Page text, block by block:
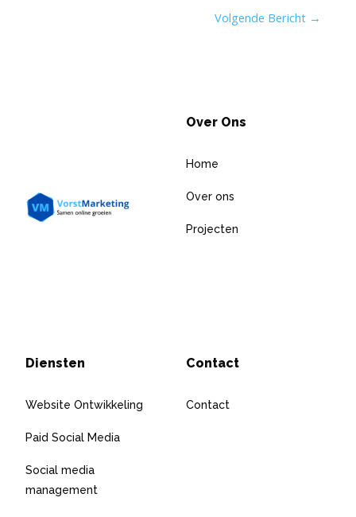
Volgende Bericht →
Over Ons
Home
Over ons
Projecten
Diensten
Website Ontwikkeling
Paid Social Media
Social media
management
Contact
Contact